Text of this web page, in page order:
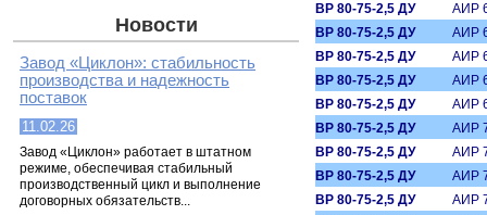
Новости
Завод «Циклон»: стабильность
производства и надежность
поставок
11.02.26
Завод «Циклон» работает в штатном
режиме, обеспечивая стабильный
производственный цикл и выполнение
договорных обязательств...
ВР 80-75-2,5 ДУ
АИР
ВР 80-75-2,5 ДУ
АИР
ВР 80-75-2,5 ДУ
АИР
ВР 80-75-2,5 ДУ
АИР
ВР 80-75-2,5 ДУ
АИР
ВР 80-75-2,5 ДУ
АИР
ВР 80-75-2,5 ДУ
АИР
ВР 80-75-2,5 ДУ
АИР
ВР 80-75-2,5 ДУ
АИР